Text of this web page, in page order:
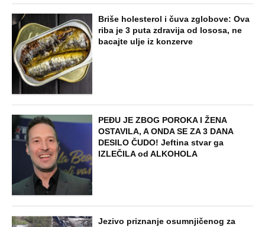
Briše holesterol i čuva zglobove: Ova
riba je 3 puta zdravija od lososa, ne
bacajte ulje iz konzerve
PEĐU JE ZBOG POROKA I ŽENA
OSTAVILA, A ONDA SE ZA 3 DANA
DESILO ČUDO! Jeftina stvar ga
IZLEČILA od ALKOHOLA
Jezivo priznanje osumnjičenog za